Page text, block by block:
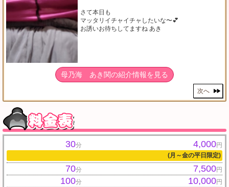
さて本日も
マッタリイチャイチャしたいな〜💕
お誘いお待ちしてますね あき
母乃海 あき関の紹介情報を見る
次へ
30分 4,000円
(月～金の平日限定)
70分 7,500円
100分 10,000円